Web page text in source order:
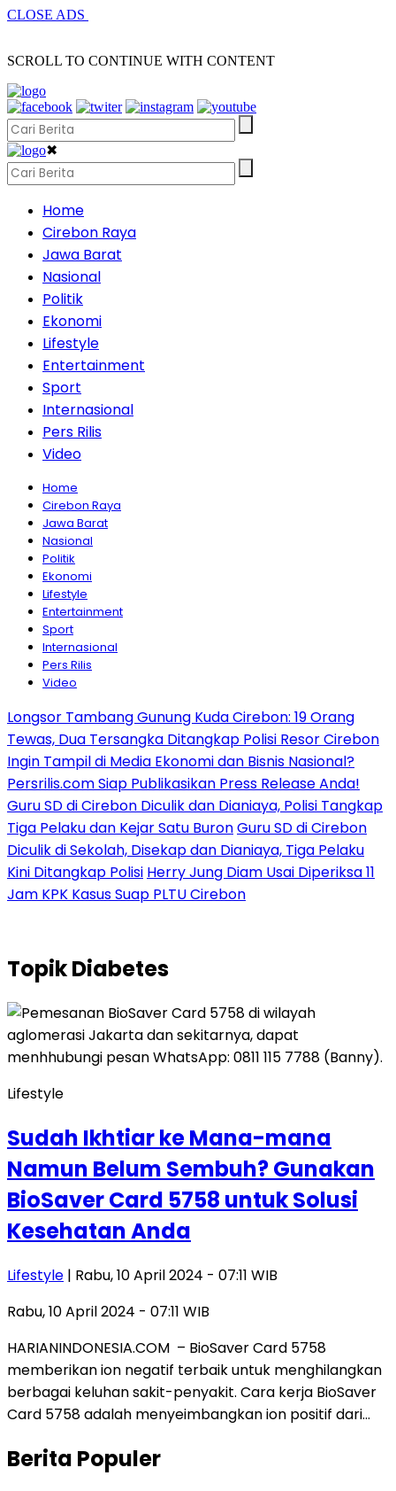
CLOSE ADS
SCROLL TO CONTINUE WITH CONTENT
✖
Home
Cirebon Raya
Jawa Barat
Nasional
Politik
Ekonomi
Lifestyle
Entertainment
Sport
Internasional
Pers Rilis
Video
Home
Cirebon Raya
Jawa Barat
Nasional
Politik
Ekonomi
Lifestyle
Entertainment
Sport
Internasional
Pers Rilis
Video
Longsor Tambang Gunung Kuda Cirebon: 19 Orang
Tewas, Dua Tersangka Ditangkap Polisi Resor Cirebon
Ingin Tampil di Media Ekonomi dan Bisnis Nasional?
Persrilis.com Siap Publikasikan Press Release Anda!
Guru SD di Cirebon Diculik dan Dianiaya, Polisi Tangkap
Tiga Pelaku dan Kejar Satu BuronGuru SD di Cirebon
Diculik di Sekolah, Disekap dan Dianiaya, Tiga Pelaku
Kini Ditangkap Polisi Herry Jung Diam Usai Diperiksa 11
Jam KPK Kasus Suap PLTU Cirebon
TopikDiabetes
Lifestyle
Sudah Ikhtiar ke Mana-mana
Namun Belum Sembuh? Gunakan
BioSaver Card 5758 untuk Solusi
Kesehatan Anda
Lifestyle | Rabu, 10 April 2024 - 07:11 WIB
Rabu, 10 April 2024 - 07:11 WIB
HARIANINDONESIA.COM – BioSaver Card 5758
memberikan ion negatif terbaik untuk menghilangkan
berbagai keluhan sakit-penyakit. Cara kerja BioSaver
Card 5758 adalah menyeimbangkan ion positif dari…
Berita Populer